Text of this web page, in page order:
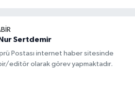
Sertdemir
Postası internet haber sitesinde
editör olarak görev yapmaktadır.